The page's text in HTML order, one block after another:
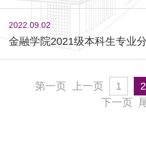
2022.09.02
金融学院2021级本科生专业
第一页 上一页 1 2
下一页